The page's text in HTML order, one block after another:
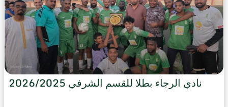
نادي الرجاء بطلا للقسم الشرفي 2026/2025